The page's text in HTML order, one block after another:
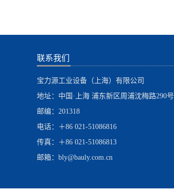
联系我们
宝力源工业设备（上海）有限公司
地址：中国·上海 浦东新区周浦沈梅路290号
邮编：201318
电话：＋86 021-51086816
传真：＋86 021-51086813
邮箱：bly@bauly.com.cn